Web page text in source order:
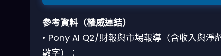
參考資料（權威連結）
• Pony AI Q2/財報與市場報導（含收入與淨
數字）：